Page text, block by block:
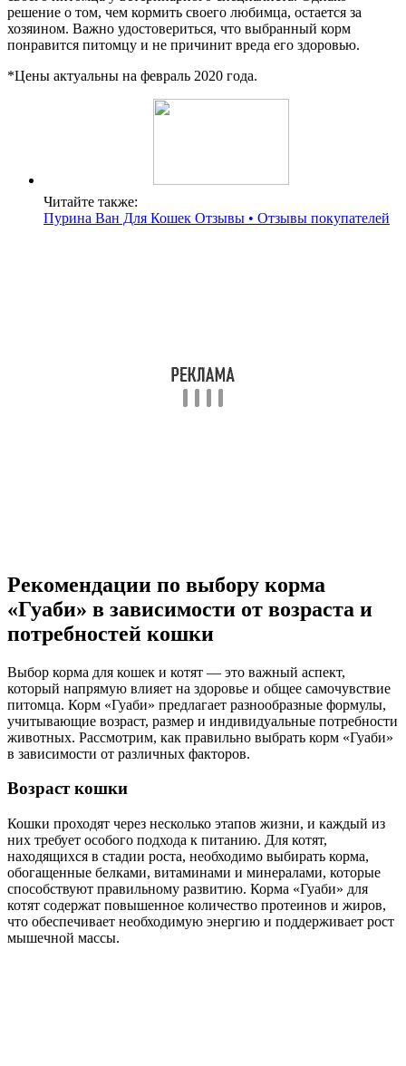
решение о том, чем кормить своего любимца, остается за
хозяином. Важно удостовериться, что выбранный корм
понравится питомцу и не причинит вреда его здоровью.
*Цены актуальны на февраль 2020 года.
Читайте также:
Пурина Ван Для Кошек Отзывы • Отзывы покупателей
Рекомендации по выбору корма
«Гуаби» в зависимости от возраста и
потребностей кошки
Выбор корма для кошек и котят — это важный аспект,
который напрямую влияет на здоровье и общее самочувствие
питомца. Корм «Гуаби» предлагает разнообразные формулы,
учитывающие возраст, размер и индивидуальные потребности
животных. Рассмотрим, как правильно выбрать корм «Гуаби»
в зависимости от различных факторов.
Возраст кошки
Кошки проходят через несколько этапов жизни, и каждый из
них требует особого подхода к питанию. Для котят,
находящихся в стадии роста, необходимо выбирать корма,
обогащенные белками, витаминами и минералами, которые
способствуют правильному развитию. Корма «Гуаби» для
котят содержат повышенное количество протеинов и жиров,
что обеспечивает необходимую энергию и поддерживает рост
мышечной массы.